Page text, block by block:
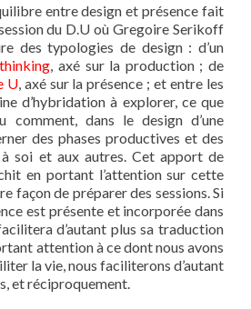
entre design et présence fait
du D.U où Gregoire Serikoff
des typologies de design : d’un
, axé sur la production ; de
U, axé sur la présence ; et entre les
d’hybridation à explorer, ce que
comment, dans le design d’une
des phases productives et des
à soi et aux autres. Cet apport de
en portant l’attention sur cette
façon de préparer des sessions. Si
est présente et incorporée dans
d’autant plus sa traduction
attention à ce dont nous avons
la vie, nous faciliterons d’autant
et réciproquement.